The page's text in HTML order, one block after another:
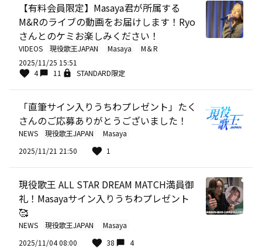
【有料会員限定】Masaya君が所属する
M&Rのライブの動画をお届けします！Ryo
さんとのケミお楽しみください！
VIDEOS 現役歌王JAPAN Masaya
M＆R
2025/11/25 15:51
4
11 STANDARD限定
「直筆サイン入りうちわプレゼント」たく
さんのご応募ありがとうございました！
NEWS 現役歌王JAPAN
Masaya
2025/11/21 21:50
1
現役歌王 ALL STAR DREAM MATCH満員御
礼！Masayaサイン入りうちわプレゼント
🥰
NEWS 現役歌王JAPAN
Masaya
2025/11/04 08:00
38 4